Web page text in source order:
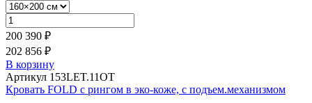
200 390 ₽
202 856 ₽
В корзину
Артикул 153LET.11OT
Кровать FOLD с рингом в эко-коже, с подъем.механизмом